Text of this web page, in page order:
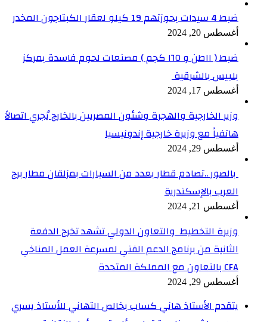
ضبط 4 سيدات بحوزتهم 19 كيلو لعقار الكبتاجون المخدر
أغسطس 20, 2024
ضبط ( ١١طن و ١٦٥ كجم ) مصنعات لحوم فاسدة بمركز
بلبيس بالشرقية
أغسطس 17, 2024
وزير الخارجية والهجرة وشئون المصريين بالخارج يُجري اتصالاً
هاتفياً مع وزيرة خارجية إندونيسيا
أغسطس 29, 2024
بالصور ..تصادم قطار بعدد من السيارات بمزلقان مطار برج
العرب بالإسكندرية
أغسطس 21, 2024
وزيرة التخطيط والتعاون الدولي تشهد تخرج الدفعة
الثانية من برنامج الدعم الفني لمسرعة العمل المناخي
CFA بالتعاون مع المملكة المتحدة
أغسطس 29, 2024
​يتقدم الأستاذ هاني كساب بخالص التهاني للأستاذ يسري